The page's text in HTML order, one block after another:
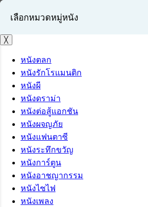
เข้าสู่ระบบ
สมัครสมาชิก
เลือกหมวดหมู่หนัง
╳
หนังตลก
หนังรักโรแมนติก
หนังผี
หนังดราม่า
หนังต่อสู้แอกชัน
หนังผจญภัย
หนังแฟนตาซี
หนังระทึกขวัญ
หนังการ์ตูน
หนังอาชญากรรม
หนังไซไฟ
หนังเพลง